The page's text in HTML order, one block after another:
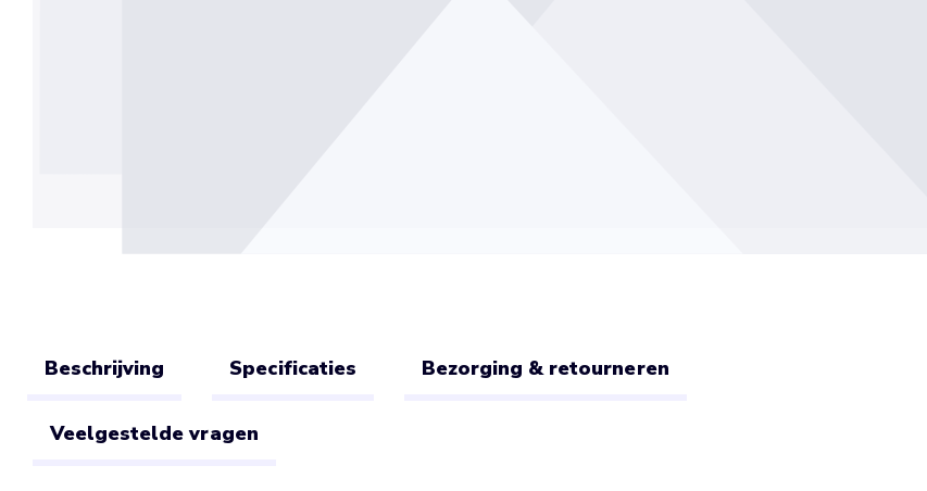
Beschrijving Specificaties Bezorging & retourneren
Veelgestelde vragen